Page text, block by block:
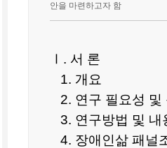
안을 마련하고자 함
Ⅰ. 서 론
1. 개요
2. 연구 필요성 및
3. 연구방법 및 내
4. 장애인삶 패널